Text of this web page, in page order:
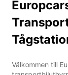
Välkommen till